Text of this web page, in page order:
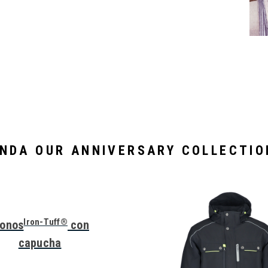
OUR ANNIVERSARY
Iron-Tuff®con
capucha